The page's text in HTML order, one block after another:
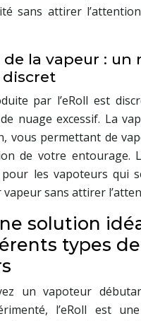
sans attirer
la vapeur : un
discret
par l’eRoll est
nuage excessif. La
vous permettant de
de votre entourage.
les vapoteurs qui
sans attirer
solution
types de
un vapoteur
l’eRoll est